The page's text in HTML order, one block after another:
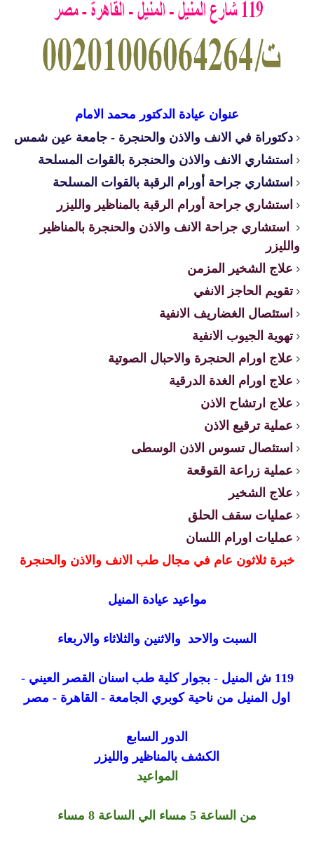
عنوان عيادة الدكتور محمد الامام
دكتوراة في الانف والاذن والحنجرة - جامعة عين شمس
استشاري الانف والاذن والحنجرة بالقوات المسلحة
استشاري جراحة أورام الرقبة بالقوات المسلحة
استشاري جراحة أورام الرقبة بالمناظير والليزر
استشاري جراحة الانف والاذن والحنجرة بالمناظير
والليزر
علاج الشخير المزمن
تقويم الحاجز الانفي
استئصال الغضاريف الانفية
تهوية الجيوب الانفية
علاج اورام الحنجرة والاحبال الصوتية
علاج اورام الغدة الدرقية
علاج ارتشاح الاذن
عملية ترقيع الاذن
استئصال تسوس الاذن الوسطى
عملية زراعة القوقعة
علاج الشخير
عمليات سقف الحلق
عمليات اورام اللسان
خبرة ثلاثون عام في مجال طب الانف والاذن والحنجرة
مواعيد عيادة المنيل
السبت والاحد والاثنين والثلاثاء والاربعاء
119 ش المنيل - بجوار كلية طب اسنان القصر العيني -
اول المنيل من ناحية كوبري الجامعة - القاهرة - مصر
الدور السابع
الكشف بالمناظير والليزر
المواعيد
من الساعة 5 مساء الي الساعة 8 مساء